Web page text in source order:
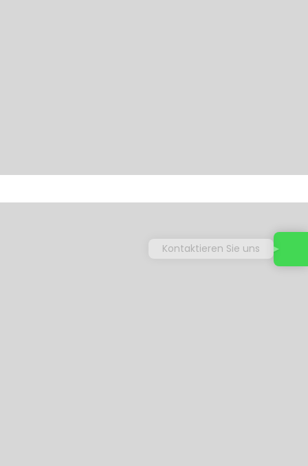
Kontaktieren Sie uns